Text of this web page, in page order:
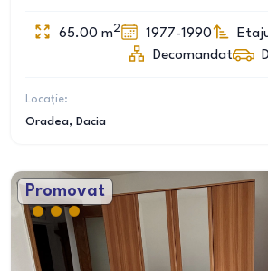
65.00 m2 1977-1990
Decomandat
Locație:
Oradea, Dacia
Promovat